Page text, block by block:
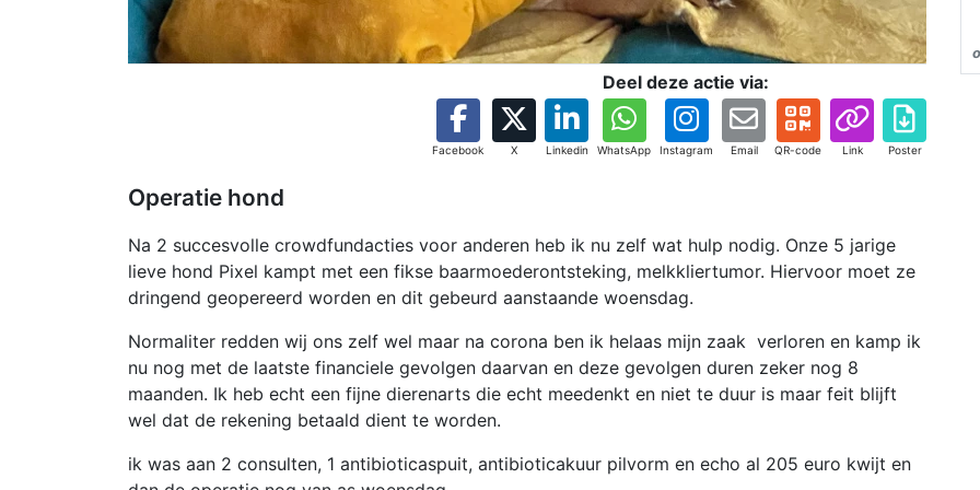
Deel deze actie via:
Facebook X Linkedin WhatsApp Instagram Email QR-code Link Poster
Operatie hond
Na 2 succesvolle crowdfundacties voor anderen heb ik nu zelf wat hulp nodig. Onze 5 jarige
lieve hond Pixel kampt met een fikse baarmoederontsteking, melkkliertumor. Hiervoor moet ze
dringend geopereerd worden en dit gebeurd aanstaande woensdag.
Normaliter redden wij ons zelf wel maar na corona ben ik helaas mijn zaak verloren en kamp ik
nu nog met de laatste financiele gevolgen daarvan en deze gevolgen duren zeker nog 8
maanden. Ik heb echt een fijne dierenarts die echt meedenkt en niet te duur is maar feit blijft
wel dat de rekening betaald dient te worden.
ik was aan 2 consulten, 1 antibioticaspuit, antibioticakuur pilvorm en echo al 205 euro kwijt en